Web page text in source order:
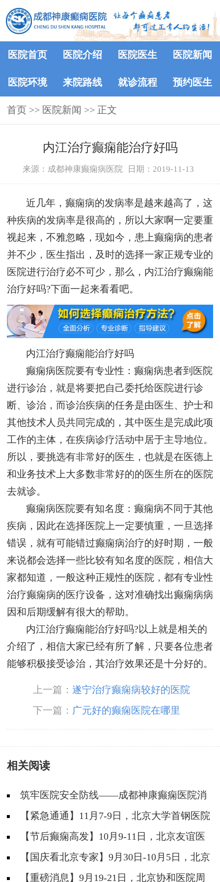
医院首页 医院介绍 医院医生 医院新闻
医院环境 来院路线 就诊流程 预约医生
首页 >> 医院新闻 >> 正文
内江治疗癫痫能治疗好吗
来源：成都神康癫痫病医院 日期：2019-11-13
近几年，癫痫病的发病率是越来越高了，这
种疾病的发病率是很高的，所以大家啊一定要重
视起来，不雅忽略，现如今，患上癫痫病的患者
并不少，医生指出，及时的选择一家正规专业的
医院进行治疗必不可少，那么，内江治疗癫痫能
治疗好吗?下面一起来看看吧。
内江治疗癫痫能治疗好吗
癫痫病医院要有专业性：癫痫病患者到医院
进行诊治，就是将要把自己委托给医院进行诊
断、诊治，而诊治疾病的任务是由医生、护士和
其他技术人员共同完成的，其中医生是完成此项
工作的主体，在疾病诊疗活动中居于主导地位。
所以，要挑选有非常好的医生，也就是在医德上
和业务技术上大多数非常好的的医生所在的医院
去就诊。
癫痫病医院要有知名度：癫痫病不同于其他
疾病，因此在选择医院上一定要慎重，一旦选择
错误，就有可能错过癫痫病治疗的好时期，一般
来说都会选择一些比较有知名度的医院，相信大
家都知道，一般这种正规性的医院，都有专业性
治疗癫痫病的医疗设备，这对准确找出癫痫病病
因和后期缓解有很大的帮助。
内江治疗癫痫能治疗好吗?以上就是相关的
介绍了，相信大家已经有所了解，只要各位患者
能够积极接受诊治，其治疗效果还是十分好的。
上一篇：遂宁治疗癫痫病较好的医院
下一篇： 广元好的癫痫医院在哪里
相关阅读
筑牢医院安全防线——成都神康癫痫医院消
防安全培训纪实
【紧急通通】11月7-9日，北京大学首钢医院
神经内科胡颖教授亲临成都会诊，破解癫痫疑难
【节后癫痫高发】10月9-11日，北京友谊医
院陈葵博士免费会诊+治疗援助，破解癫痫难
题！
【国庆看北京专家】9月30日-10月5日，北京
天坛&首钢医院两大专家蓉城亲诊+癫痫大额救
【重磅消息】9月19-21日，北京协和医院周